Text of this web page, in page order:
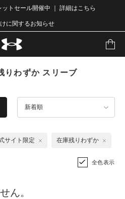
ットセール開催中 ｜ 詳細はこちら
に関するお知らせ
りわずか スリーブ
新着順
サイト限定 在庫残りわずか
全色表示
ん。